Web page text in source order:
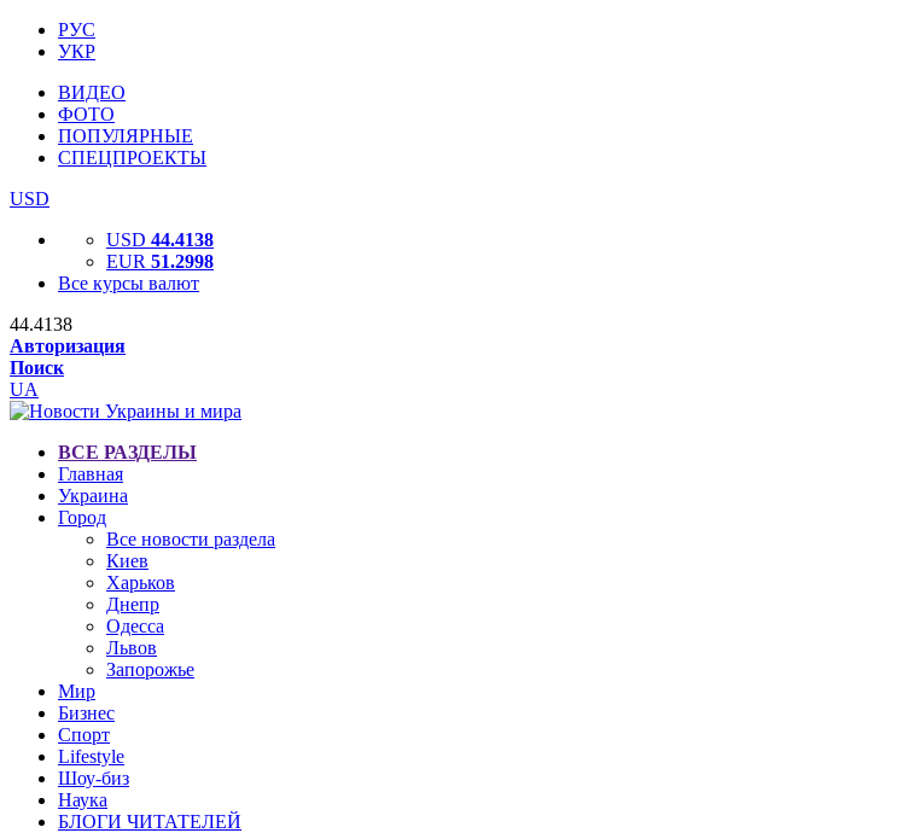
РУС
УКР
ВИДЕО
ФОТО
ПОПУЛЯРНЫЕ
СПЕЦПРОЕКТЫ
USD
USD 44.4138
EUR 51.2998
Все курсы валют
44.4138
Авторизация
Поиск
UA
ВСЕ РАЗДЕЛЫ
Главная
Украина
Город
Все новости раздела
Киев
Харьков
Днепр
Одесса
Львов
Запорожье
Мир
Бизнес
Спорт
Lifestyle
Шоу-биз
Наука
БЛОГИ ЧИТАТЕЛЕЙ